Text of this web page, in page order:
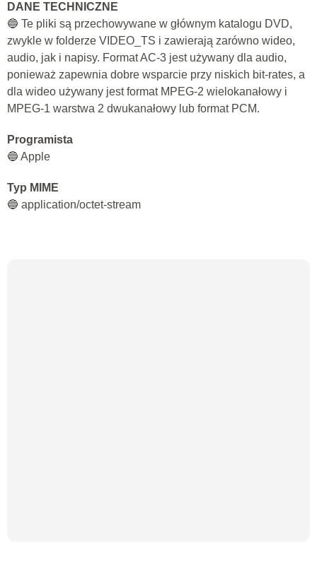
DANE TECHNICZNE
🔵 Te pliki są przechowywane w głównym katalogu DVD,
zwykle w folderze VIDEO_TS i zawierają zarówno wideo,
audio, jak i napisy. Format AC-3 jest używany dla audio,
ponieważ zapewnia dobre wsparcie przy niskich bit-rates, a
dla wideo używany jest format MPEG-2 wielokanałowy i
MPEG-1 warstwa 2 dwukanałowy lub format PCM.
Programista
🔵 Apple
Typ MIME
🔵 application/octet-stream